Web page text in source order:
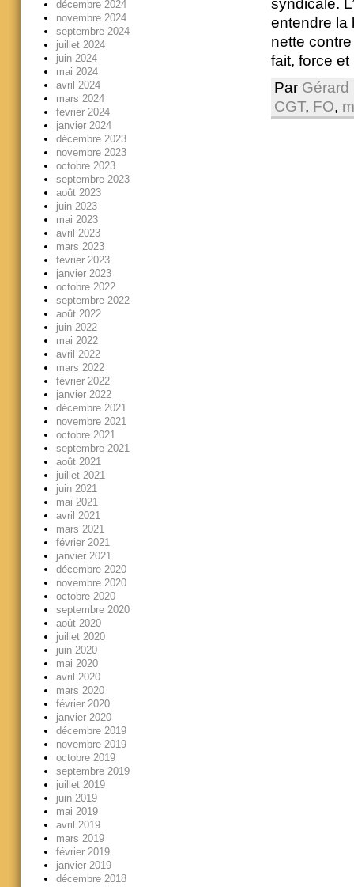
syndicale.
entendre la
nette contre
fait, force et
Par Gérard
CGT, FO,
décembre 2024
novembre 2024
septembre 2024
juillet 2024
juin 2024
mai 2024
avril 2024
mars 2024
février 2024
janvier 2024
décembre 2023
novembre 2023
octobre 2023
septembre 2023
août 2023
juin 2023
mai 2023
avril 2023
mars 2023
février 2023
janvier 2023
octobre 2022
septembre 2022
août 2022
juin 2022
mai 2022
avril 2022
mars 2022
février 2022
janvier 2022
décembre 2021
novembre 2021
octobre 2021
septembre 2021
août 2021
juillet 2021
juin 2021
mai 2021
avril 2021
mars 2021
février 2021
janvier 2021
décembre 2020
novembre 2020
octobre 2020
septembre 2020
août 2020
juillet 2020
juin 2020
mai 2020
avril 2020
mars 2020
février 2020
janvier 2020
décembre 2019
novembre 2019
octobre 2019
septembre 2019
juillet 2019
juin 2019
mai 2019
avril 2019
mars 2019
février 2019
janvier 2019
décembre 2018